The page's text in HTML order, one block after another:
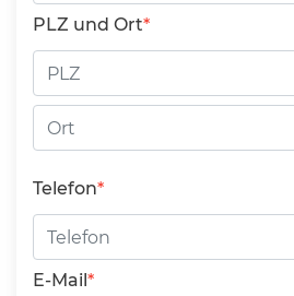
PLZ und Ort
PLZ
Ort
Telefon
E-Mail